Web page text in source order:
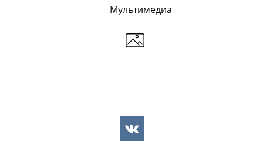
Мультимедиа